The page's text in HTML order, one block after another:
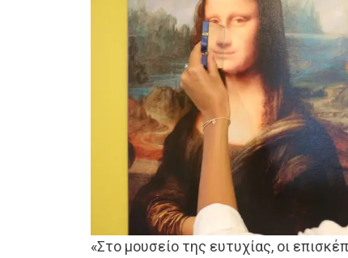
«Στο μουσείο της ευτυχίας, οι